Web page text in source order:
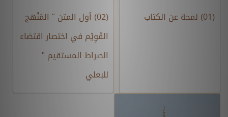
(01) لمحة عن الكتاب
(02) أول المتن " المَنْهج
القَوِيْم في اختصار اقتضاء
الصراط المستقيم "
للبعلي